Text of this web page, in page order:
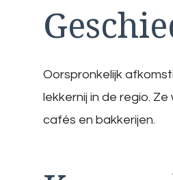
Oorspronkelijk
lekkernij in de regio.
cafés en bakkerijen.